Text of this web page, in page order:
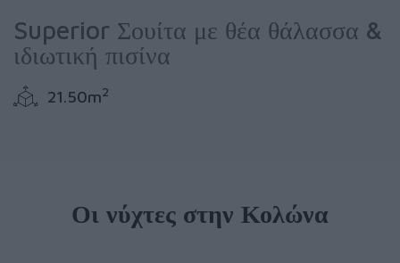
Superior Σουίτα με θέα θάλασσα &
ιδιωτική πισίνα
21.50m2
Οι νύχτες στην Κολώνα